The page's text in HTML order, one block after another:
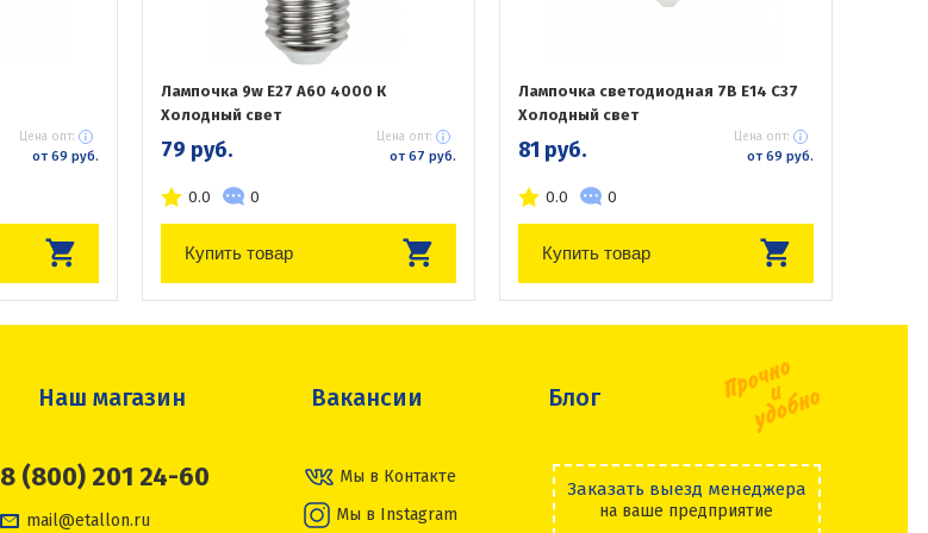
Цена опт:
от 69 руб.
Лампочка 9w E27 А60 4000 К
Холодный свет
79 руб. Цена опт:
от 67 руб.
0.0 0
Купить товар
Лампочка светодиодная 7В Е14 С37
Холодный свет
81 руб. Цена опт:
от 69 руб.
0.0 0
Купить товар
Наш магазин Вакансии Блог
8 (800) 201 24-60
mail@etallon.ru
Мы в Контакте
Мы в Instagram
Заказать выезд менеджера
на ваше предприятие